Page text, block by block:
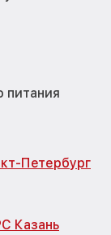
питания
Петербург
Казань